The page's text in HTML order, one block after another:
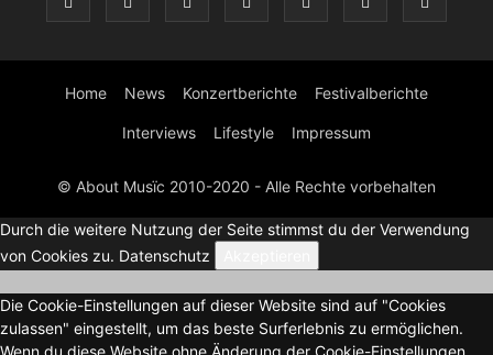
Home News Konzertberichte Festivalberichte
Interviews Lifestyle Impressum
© About Musïc 2010-2020 - Alle Rechte vorbehalten
Durch die weitere Nutzung der Seite stimmst du der Verwendung
von Cookies zu. Datenschutz
Die Cookie-Einstellungen auf dieser Website sind auf "Cookies
zulassen" eingestellt, um das beste Surferlebnis zu ermöglichen.
Wenn du diese Website ohne Änderung der Cookie-Einstellungen